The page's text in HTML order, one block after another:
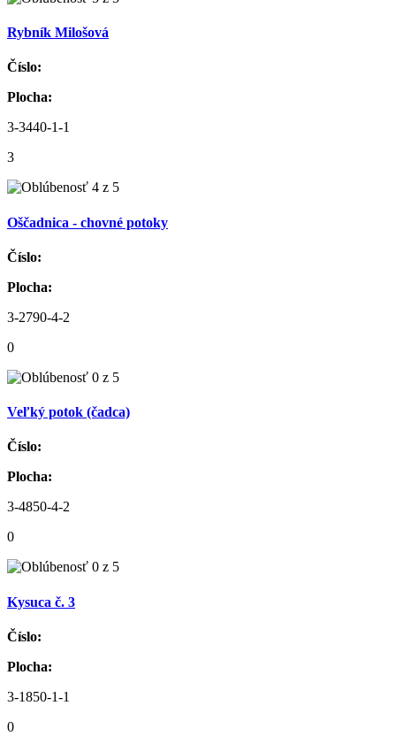
Rybník Milošová
Číslo:
Plocha:
3-3440-1-1
3
Oščadnica - chovné potoky
Číslo:
Plocha:
3-2790-4-2
0
Veľký potok (čadca)
Číslo:
Plocha:
3-4850-4-2
0
Kysuca č. 3
Číslo:
Plocha:
3-1850-1-1
0